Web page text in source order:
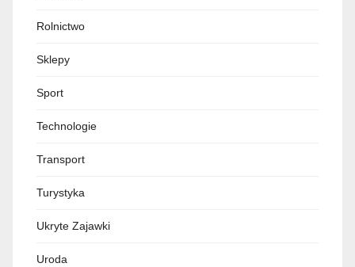
Rolnictwo
Sklepy
Sport
Technologie
Transport
Turystyka
Ukryte Zajawki
Uroda